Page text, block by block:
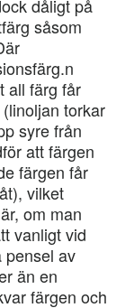
dåligt på
såsom
all färg får
torkar
syre från
att färgen
färgen får
vilket
om man
vanligt vid
pensel av
än en
färgen och